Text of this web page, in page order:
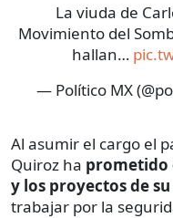
La viuda de
Movimiento del
hallan…
— Político MX
Al asumir el cargo el
Quiroz ha prometido
y los proyectos de su
trabajar por la